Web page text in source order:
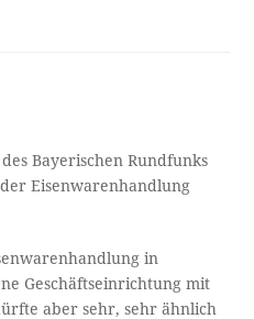
Bayerischen Rundfunks
Eisenwarenhandlung
in
Geschäftseinrichtung mit
aber sehr, sehr ähnlich